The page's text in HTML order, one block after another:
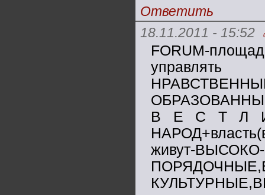
Ответить
18.11.2011 - 15:52
FORUM-
В Е С Т Л И
живут-